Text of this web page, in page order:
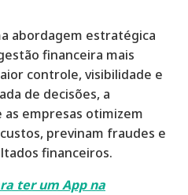
abordagem estratégica
financeira mais
controle, visibilidade e
de decisões, a
empresas otimizem
previnam fraudes e
financeiros.
ter um App na